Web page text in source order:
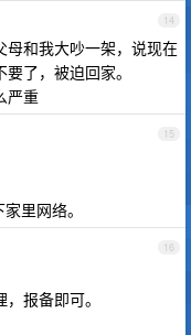
14
母和我大吵一架，说现在
了，被迫回家。
严重
15
里网络。
16
报备即可。